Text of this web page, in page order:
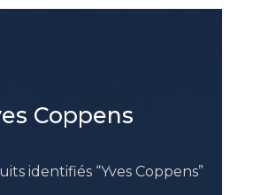
Coppens
identifiés “Yves Coppens”